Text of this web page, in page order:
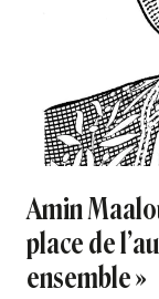
Amin
place de
ensemble »